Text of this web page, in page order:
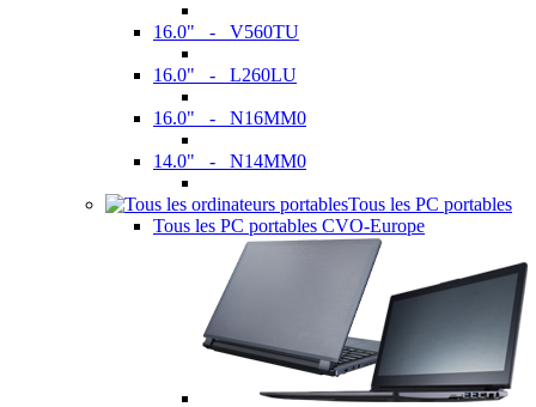
16.0" - V560TU
16.0" - L260LU
16.0" - N16MM0
14.0" - N14MM0
Tous les PC portables
Tous les PC portables CVO-Europe